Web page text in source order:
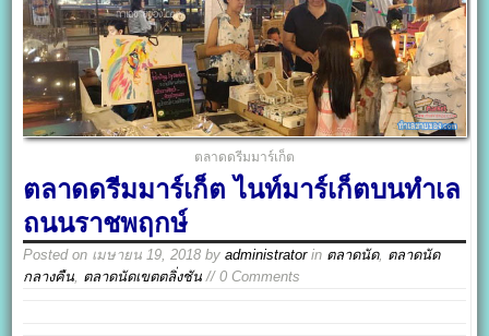
ตลาดดรีมมาร์เก็ต
ตลาดดรีมมาร์เก็ต ไนท์มาร์เก็ตบนทำเล
ถนนราชพฤกษ์
Posted on เมษายน 19, 2018 byadministratorin ตลาดนัด, ตลาดนัด
กลางคืน, ตลาดนัดเขตตลิ่งชัน // 0 Comments